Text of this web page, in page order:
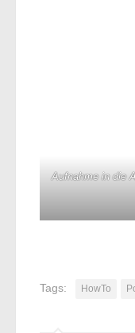
Aufnahme in die
Tags: HowTo